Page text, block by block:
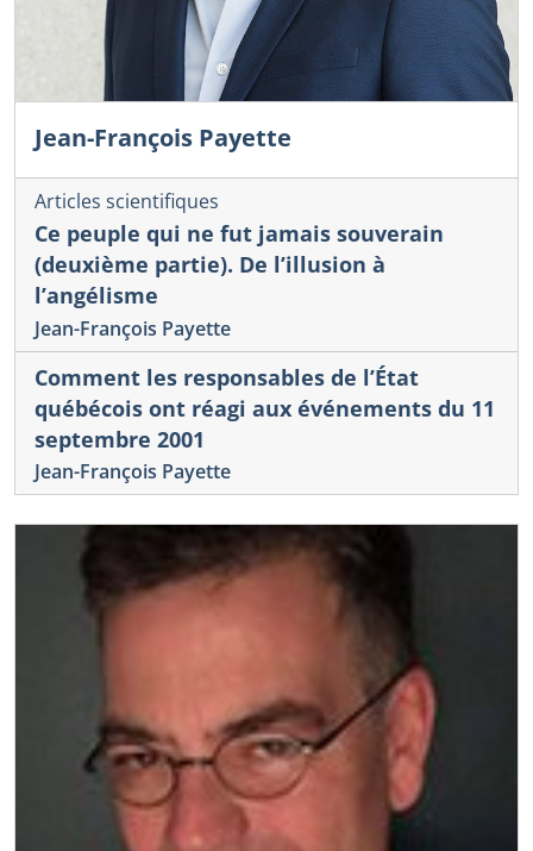
Jean-François Payette
Articles scientifiques
Ce peuple qui ne fut jamais souverain
(deuxième partie). De l’illusion à
l’angélisme
Jean-François Payette
Comment les responsables de l’État
québécois ont réagi aux événements du 11
septembre 2001
Jean-François Payette